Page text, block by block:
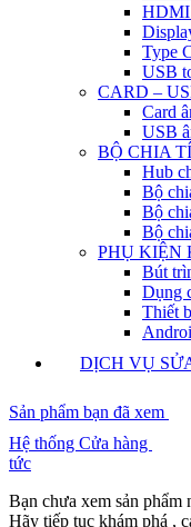
Type
USB
CARD –
Card
USB
BỘ CHIA
Hub
Bộ
Bộ
Bộ
PHỤ KIỆN
Bút
Dụng
Thiết
DỊCH VỤ
Sản phẩm bạn đã xem
Hệ thống Cửa hàng
tức
Bạn chưa xem sản phẩm
Hãy tiếp tục khám phá ,